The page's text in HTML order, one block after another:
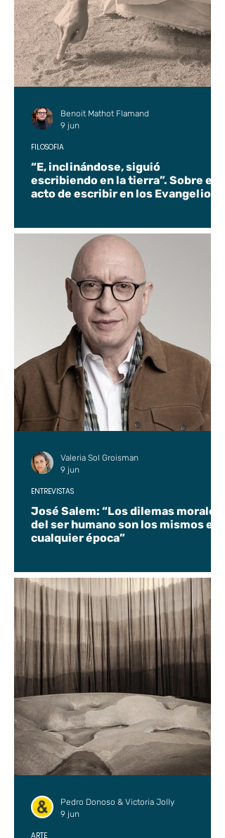
“E, inclinándose, siguió
escribiendo en la tierra”. Sobre el
acto de escribir en los Evangelios.
FILOSOFÍA
Benoit Mathot Flamand
9 jun
José Salem: “Los dilemas morales
del ser humano son los mismos en
cualquier época”
ENTREVISTAS
Valeria Sol Groisman
9 jun
ARTE
Pedro Donoso & Victoria Jolly
9 jun